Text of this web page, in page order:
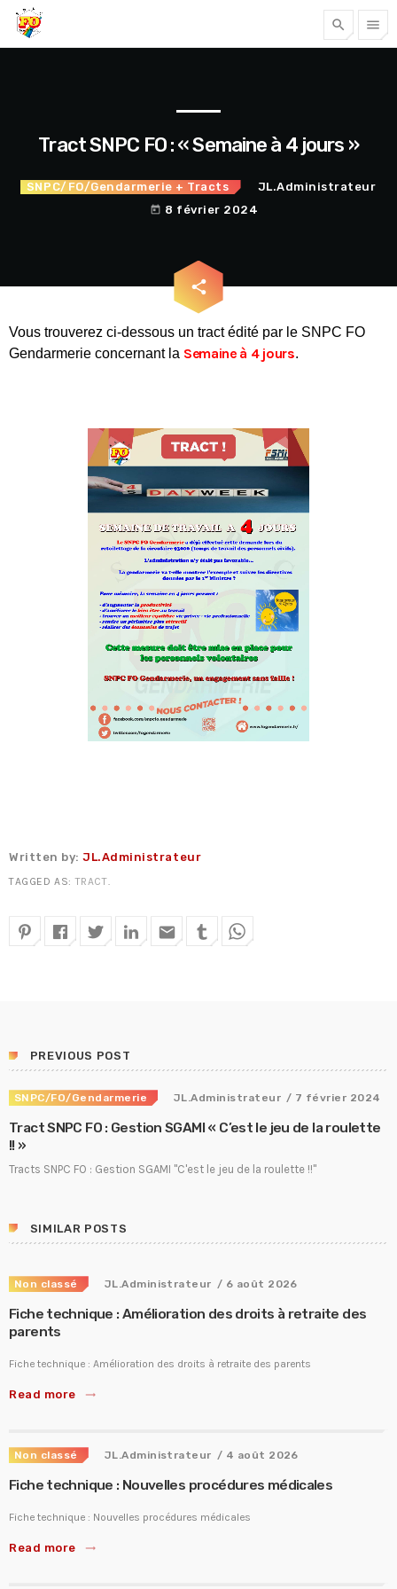
search menu
Tous nos journaux
Derniers articles
Crise énergétique : prolongation du dispositif
9 juillet 2026
8 juillet 2026
Tract SNPC FO : « Semaine à 4 jours »
SNPC/FO/Gendarmerie + Tracts JL.Administrateur
today 8 février 2024
share
email
Vous trouverez ci-dessous un tract édité par le SNPC FO
Gendarmerie concernant la Semaine à 4 jours.
Written by:JL.Administrateur
TAGGED AS:TRACT.
email
PREVIOUS POST
SNPC/FO/Gendarmerie JL.Administrateur / 7 février 2024
Tract SNPC FO : Gestion SGAMI « C’est le jeu de la roulette
!! »
Tracts SNPC FO : Gestion SGAMI "C'est le jeu de la roulette !!"
SIMILAR POSTS
Non classé JL.Administrateur / 6 août 2026
Fiche technique : Amélioration des droits à retraite des
parents
Fiche technique : Amélioration des droits à retraite des parents
Read more trending_flat
Non classé JL.Administrateur / 4 août 2026
Fiche technique : Nouvelles procédures médicales
Fiche technique : Nouvelles procédures médicales
Read more trending_flat